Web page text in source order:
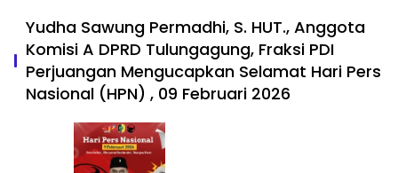
Yudha Sawung Permadhi, S. HUT., Anggota
Komisi A DPRD Tulungagung, Fraksi PDI
Perjuangan Mengucapkan Selamat Hari Pers
Nasional (HPN) , 09 Februari 2026